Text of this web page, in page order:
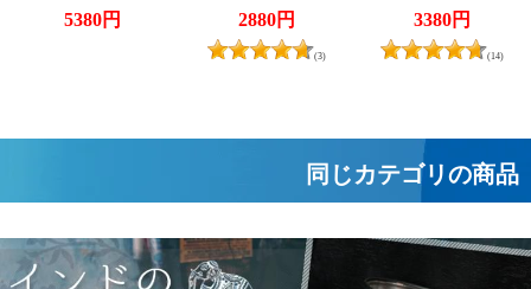
トロホーローお弁
5380円
ポット ビリー
缶 ブッシュクラ
フト 焚き火とキ
2880円
(3)
3380円
(14)
同じカテゴリの商品